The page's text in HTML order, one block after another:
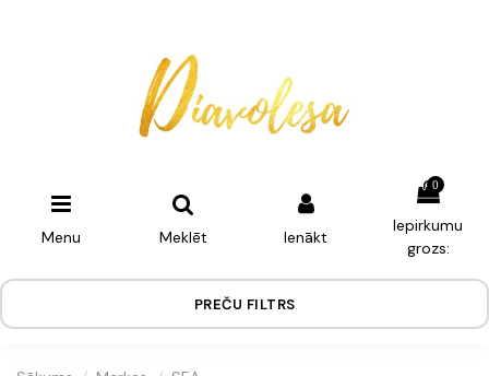
Menu Meklēt Ienākt
0
Iepirkumu
grozs:
PREČU FILTRS